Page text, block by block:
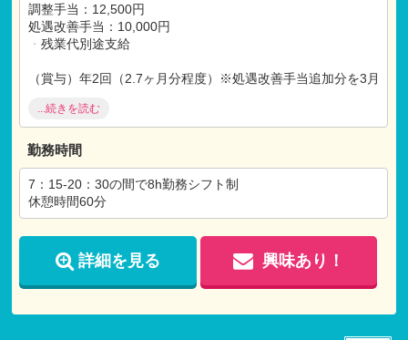
調整手当：12,500円
処遇改善手当：10,000円
・ 残業代別途支給
（賞与）年2回（2.7ヶ月分程度）※処遇改善手当追加分を3月
【福利厚生】
社会保険完備
昇給 年1回
交通費支給
借り上げ社宅制度利用可
※試用期間：有
試用期間:3ヶ月
...続きを読む
勤務時間
7：15-20：30の間で8h勤務シフト制
休憩時間60分
詳細を見る 興味あり！